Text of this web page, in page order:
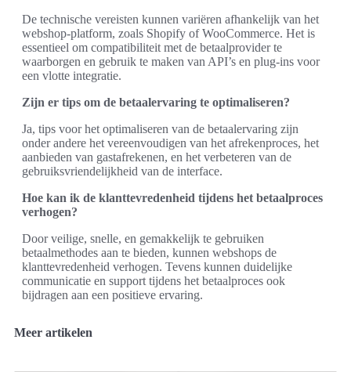
De technische vereisten kunnen variëren afhankelijk van het
webshop-platform, zoals Shopify of WooCommerce. Het is
essentieel om compatibiliteit met de betaalprovider te
waarborgen en gebruik te maken van API’s en plug-ins voor
een vlotte integratie.
Zijn er tips om de betaalervaring te optimaliseren?
Ja, tips voor het optimaliseren van de betaalervaring zijn
onder andere het vereenvoudigen van het afrekenproces, het
aanbieden van gastafrekenen, en het verbeteren van de
gebruiksvriendelijkheid van de interface.
Hoe kan ik de klanttevredenheid tijdens het betaalproces
verhogen?
Door veilige, snelle, en gemakkelijk te gebruiken
betaalmethodes aan te bieden, kunnen webshops de
klanttevredenheid verhogen. Tevens kunnen duidelijke
communicatie en support tijdens het betaalproces ook
bijdragen aan een positieve ervaring.
Meer artikelen